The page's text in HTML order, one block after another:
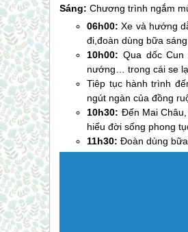
Sáng: Chương trình ngắm
06h00: Xe và hướng
đi,đoàn dùng bữa
10h00: Qua dốc
nướng… trong cái se
Tiêp tục hành trình
ngút ngàn của đồng
10h30: Đến Mai Châu
hiểu đời sống phong
11h30: Đoàn dùng